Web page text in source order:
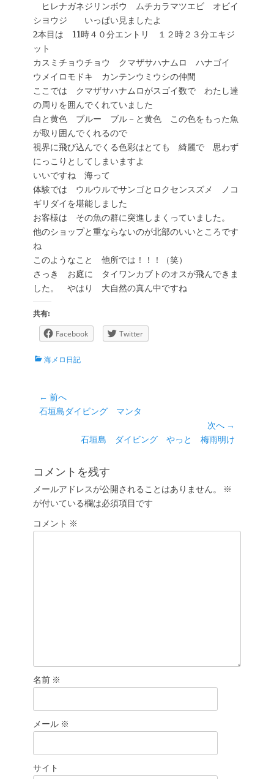
ヒレナガネジリンボウ ムチカラマツエビ オビイ
シヨウジ いっぱい見ましたよ
2本目は 11時４０分エントリ １２時２３分エキジ
ット
カスミチョウチョウ クマザサハナムロ ハナゴイ
ウメイロモドキ カンテンウミウシの仲間
ここでは クマザサハナムロがスゴイ数で わたし達
の周りを囲んでくれていました
白と黄色 ブルー ブル－と黄色 この色をもった魚
が取り囲んでくれるので
視界に飛び込んでくる色彩はとても 綺麗で 思わず
にっこりとしてしまいますよ
いいですね 海って
体験では ウルウルでサンゴとロクセンスズメ ノコ
ギリダイを堪能しました
お客様は その魚の群に突進しまくっていました。
他のショップと重ならないのが北部のいいところです
ね
このようなこと 他所では！！！（笑）
さっき お庭に タイワンカブトのオスが飛んできま
した。 やはり 大自然の真ん中ですね
共有:
Facebook Twitter
カ 海メロ日記
投
稿
ー
シ
ョ
ン
← 前へ
前
石垣島ダイビング マンタ
次へ →
投
石垣島 ダイビング やっと 梅雨明け
コメントを残す
メールアドレスが公開されることはありません。
※
が付いている欄は必須項目です
コメント ※
名前 ※
メール ※
サイト